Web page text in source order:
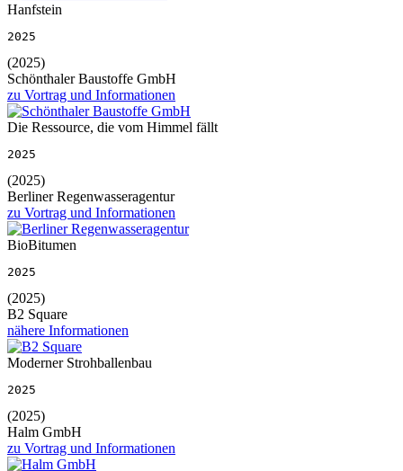
Hanfstein
2025
(2025)
Schönthaler Baustoffe GmbH
zu Vortrag und Informationen
Die Ressource, die vom Himmel fällt
2025
(2025)
Berliner Regenwasseragentur
zu Vortrag und Informationen
BioBitumen
2025
(2025)
B2 Square
nähere Informationen
Moderner Strohballenbau
2025
(2025)
Halm GmbH
zu Vortrag und Informationen